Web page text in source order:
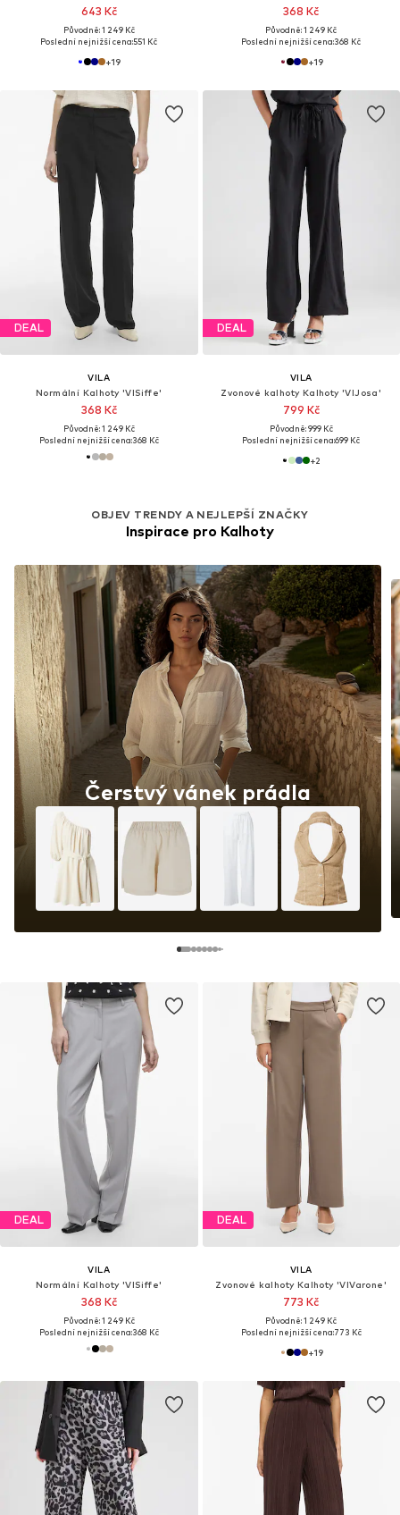
643 Kč
Původně: 1 249 Kč
Poslední nejnižší cena:551 Kč
+19
368 Kč
Původně: 1 249 Kč
Poslední nejnižší cena:368 Kč
+19
DEAL
VILA
Normální Kalhoty 'VISiffe'
368 Kč
Původně: 1 249 Kč
Poslední nejnižší cena:368 Kč
DEAL
VILA
Zvonové kalhoty Kalhoty 'VIJosa'
799 Kč
Původně: 999 Kč
Poslední nejnižší cena:699 Kč
+2
OBJEV TRENDY A NEJLEPŠÍ ZNAČKY
Inspirace pro Kalhoty
Čerstvý vánek prádla
DEAL
VILA
Normální Kalhoty 'VISiffe'
368 Kč
Původně: 1 249 Kč
Poslední nejnižší cena:368 Kč
DEAL
VILA
Zvonové kalhoty Kalhoty 'VIVarone'
773 Kč
Původně: 1 249 Kč
Poslední nejnižší cena:773 Kč
+19